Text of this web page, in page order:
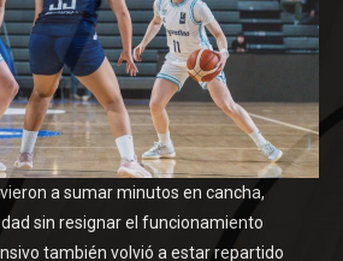
a sumar minutos en cancha,
sin resignar el funcionamiento
también volvió a estar repartido